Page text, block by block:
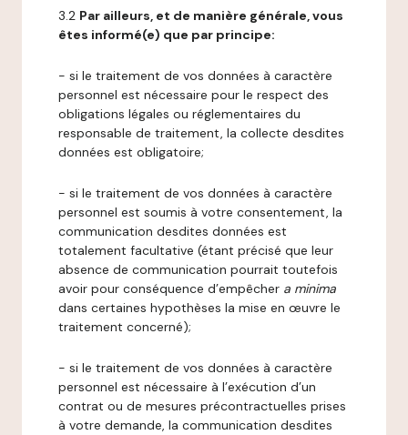
3.2 Par ailleurs, et de manière générale, vous
êtes informé(e) que par principe:
- si le traitement de vos données à caractère
personnel est nécessaire pour le respect des
obligations légales ou réglementaires du
responsable de traitement, la collecte desdites
données est obligatoire;
- si le traitement de vos données à caractère
personnel est soumis à votre consentement, la
communication desdites données est
totalement facultative (étant précisé que leur
absence de communication pourrait toutefois
avoir pour conséquence d’empêcher a minima
dans certaines hypothèses la mise en œuvre le
traitement concerné);
- si le traitement de vos données à caractère
personnel est nécessaire à l’exécution d’un
contrat ou de mesures précontractuelles prises
à votre demande, la communication desdites